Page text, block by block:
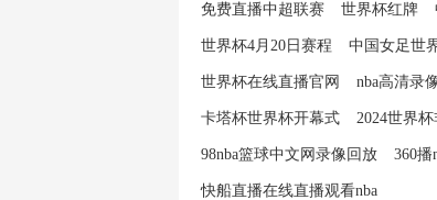
免费直播中超联赛 世界杯红牌
世界杯4月20日赛程 中国女足世
世界杯在线直播官网 nba高清录
卡塔杯世界杯开幕式 2024世界
98nba篮球中文网录像回放 360播
快船直播在线直播观看nba